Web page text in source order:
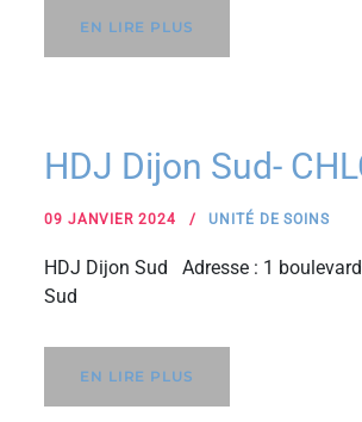
EN LIRE PLUS
HDJ Dijon Sud-
09 JANVIER 2024 UNITÉ DE SOINS
HDJ Dijon Sud Adresse : 1
Sud
EN LIRE PLUS